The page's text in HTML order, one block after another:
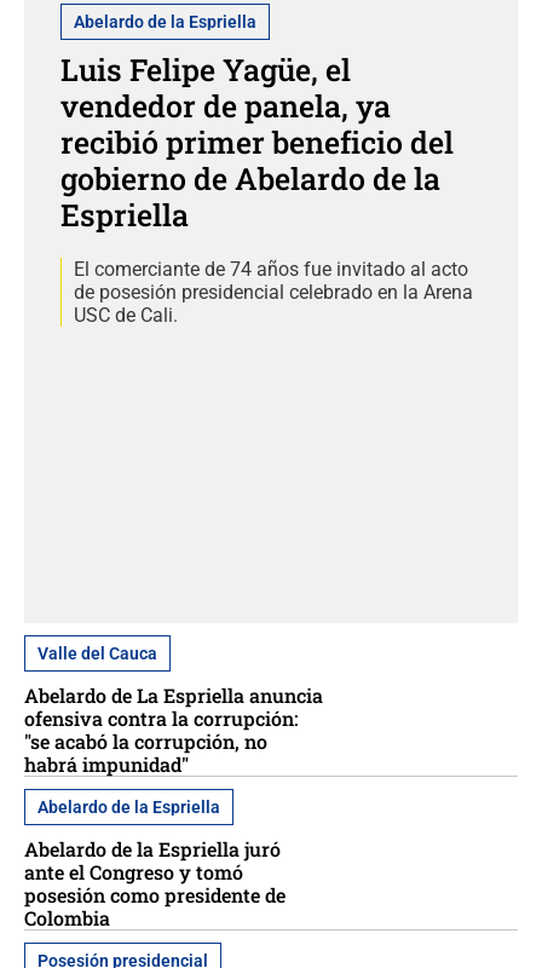
Abelardo de la Espriella
Luis Felipe Yagüe, el
vendedor de panela, ya
recibió primer beneficio del
gobierno de Abelardo de la
Espriella
El comerciante de 74 años fue invitado al acto
de posesión presidencial celebrado en la Arena
USC de Cali.
Valle del Cauca
Abelardo de La Espriella anuncia
ofensiva contra la corrupción:
"se acabó la corrupción, no
habrá impunidad"
Abelardo de la Espriella
Abelardo de la Espriella juró
ante el Congreso y tomó
posesión como presidente de
Colombia
Posesión presidencial